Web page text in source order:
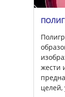
жести
целей,